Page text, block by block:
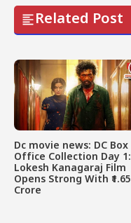
Related Post
Dc movie news: DC Box
Office Collection Day 1:
Lokesh Kanagaraj Film
Opens Strong With ₹1.65
Crore